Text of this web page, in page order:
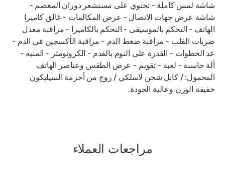
شاشة لمس كاملة - تحتوي على مستشعر دوران المعصم -
شاشة عرض جهات الاتصال - عرض المكالمات - غالق كاميرا
الهاتف - التحكم بالموسيقى - التحكم بالكاميرا - مراقبة معدل
ضربات القلب - مراقبة ضغط الدم - مراقبة الأكسجين في الدم -
عد الخطوات - القدرة على النوم بالقدم - الكرونومتر - المنبه -
آلة حاسبة - لعبة - تقويم - عرض الطقس وعناصر الهاتف
المحمول: / كابل شحن لاسلكي / زوج من أحزمة السيليكون
خفيفة الوزن وعالية الجودة.
مراجعات العملاء